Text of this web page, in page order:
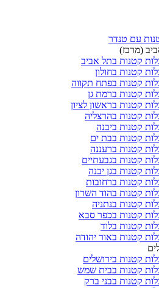
עם טנדר
(מרכז)
קטנות בתל אביב
קטנות בחולון​
קטנות בפתח תקווה
קטנות ברמת גן
קטנות בראשון לציון
קטנות בהרצליה
קטנות ביבנה
קטנות בבת ים
קטנות ברעננה
קטנות בגבעתיים
קטנות בגן יבנה
קטנות ברחובות
קטנות בהוד השרון
קטנות בנתניה
קטנות בכפר סבא
קטנות בלוד
קטנות באור יהודה
קטנות בירושלים
קטנות בבית שמש
קטנות בבני ברק